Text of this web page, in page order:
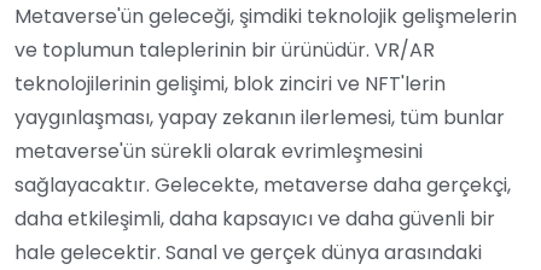
Metaverse'ün geleceği, şimdiki teknolojik gelişmelerin
ve toplumun taleplerinin bir ürünüdür. VR/AR
teknolojilerinin gelişimi, blok zinciri ve NFT'lerin
yaygınlaşması, yapay zekanın ilerlemesi, tüm bunlar
metaverse'ün sürekli olarak evrimleşmesini
sağlayacaktır. Gelecekte, metaverse daha gerçekçi,
daha etkileşimli, daha kapsayıcı ve daha güvenli bir
hale gelecektir. Sanal ve gerçek dünya arasındaki